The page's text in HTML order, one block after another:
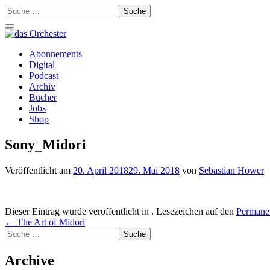
Suche
nach:
Schalte
Navigation
Zum
Inhalt
springen
Abonnements
Digital
Podcast
Archiv
Bücher
Jobs
Shop
Sony_Midori
Veröffentlicht am 20. April 201829. Mai 2018 von Sebastian Höwer
Dieser Eintrag wurde veröffentlicht in . Lesezeichen auf den
Beitrags-
Navigation
← The Art of Midori
Suche
nach:
Archive